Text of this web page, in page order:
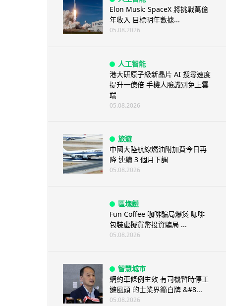
Elon Musk: SpaceX 將挑戰萬億
年收入 目標明年數據...
05.08.2026
人工智能
港大研原子級新晶片 AI 搜尋速度
提升一億倍 手機人臉識別免上雲
端
05.08.2026
旅遊
中國大陸航線燃油附加費今日再
降 連續 3 個月下調
05.08.2026
區塊鏈
Fun Coffee 咖啡騙局爆煲 咖啡
包裝虛擬貨幣投資騙局 ...
05.08.2026
智慧城市
網約車條例生效 有司機暫時停工
避風頭 的士業界籲白牌 &#8...
05.08.2026